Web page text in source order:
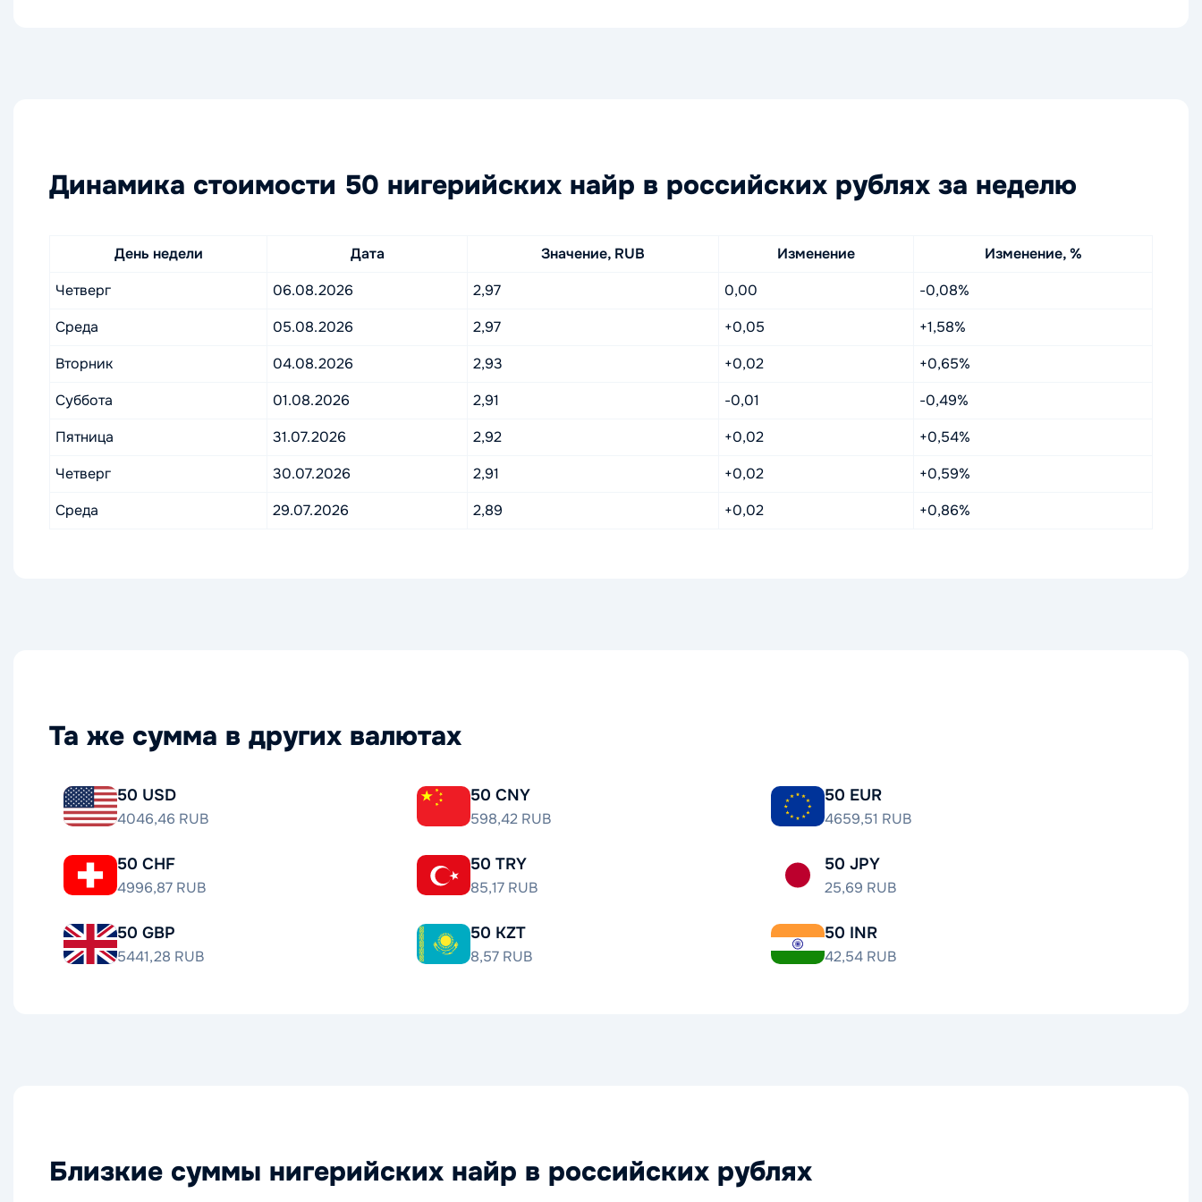
Динамика стоимости 50 нигерийских найр в российских рублях за неделю
День недели Дата Значение, RUB Изменение
Изменение, %
Четверг
06.08.2026 2,97 0,00
-0,08%
Среда
05.08.2026 2,97 +0,05
+1,58%
Вторник
04.08.2026 2,93 +0,02
+0,65%
Суббота
01.08.2026 2,91 -0,01
-0,49%
Пятница
31.07.2026 2,92 +0,02
+0,54%
Четверг
30.07.2026 2,91 +0,02
+0,59%
Среда
29.07.2026 2,89 +0,02 +0,86%
Та же сумма в других валютах
50 USD
4046,46 RUB
50 CNY
598,42 RUB
50 EUR
4659,51 RUB
50 CHF
4996,87 RUB
50 TRY
85,17 RUB
50 JPY
25,69 RUB
50 GBP
5441,28 RUB
50 KZT
8,57 RUB
50 INR
42,54 RUB
Близкие суммы нигерийских найр в российских рублях